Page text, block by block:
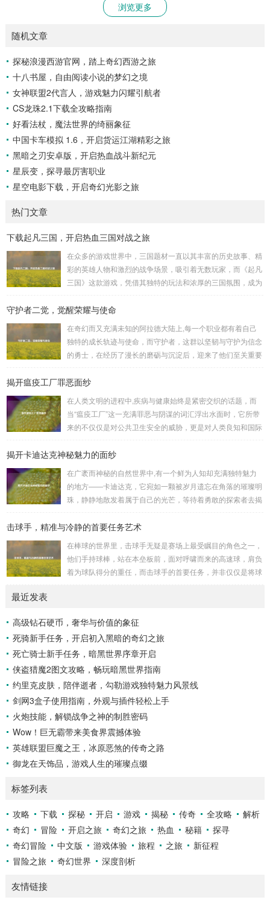
浏览更多
随机文章
探秘浪漫西游官网，踏上奇幻西游之旅
十八书屋，自由阅读小说的梦幻之境
女神联盟2代言人，游戏魅力闪耀引航者
CS龙珠2.1下载全攻略指南
好看法杖，魔法世界的绮丽象征
中国卡车模拟 1.6，开启货运江湖精彩之旅
黑暗之刃安卓版，开启热血战斗新纪元
星辰变，探寻最厉害职业
星空电影下载，开启奇幻光影之旅
热门文章
下载起凡三国，开启热血三国对战之旅
在众多的游戏世界中，三国题材一直以其丰富的历史故事、精
彩的英雄人物和激烈的战争场景，吸引着无数玩家，而《起凡
三国》这款游戏，凭借其独特的玩法和浓厚的三国氛围，成为
何进行起凡三国下载,开启一段热血的三国对战之旅。 《起凡
以化身为三国时期的知名将领，如勇猛无双的吕布、足智多谋
的诸葛亮、忠义双全的关羽等，率领自己的军队在战场上冲锋
陷阵、排兵布阵，游戏中的每一场战斗都充满了变...
守护者二觉，觉醒荣耀与使命
在奇幻而又充满未知的阿拉德大陆上,每一个职业都有着自己
独特的成长轨迹与使命，而守护者，这群以坚韧与守护为信念
的勇士，在经历了漫长的磨砺与沉淀后，迎来了他们至关重要
大陆的那一刻起，便肩负着守护的重任，他们身躯魁梧，手持
来自各方的邪恶势力，最初，他们凭借着基础的技能和坚定的
意志，在一次次战斗中积累着经验，不断成长，无论是在阴森
恐怖的地下墓穴，还是在战火纷飞的前线战场，守...
揭开瘟疫工厂罪恶面纱
在人类文明的进程中,疾病与健康始终是紧密交织的话题，而
当“瘟疫工厂”这一充满罪恶与阴谋的词汇浮出水面时，它所带
来的不仅仅是对公共卫生安全的威胁，更是对人类良知和国际
是一些别有用心的势力为了实现其不可告人的目的，秘密设立
科学研究的外衣，实则干着违背人道、危害全球的勾当。 从
历史上看,生物武器的使用曾经给人类带来过惨痛的教训，在
战争时期，某些国家就曾利用细菌、病毒...
揭开卡迪达克神秘魅力的面纱
在广袤而神秘的自然世界中,有一个鲜为人知却充满独特魅力
的地方——卡迪达克，它宛如一颗被岁月遗忘在角落的璀璨明
珠，静静地散发着属于自己的光芒，等待着勇敢的探索者去揭
复杂多样的地形地貌，高耸入云的山脉连绵起伏，像是大自然
照耀下闪耀着刺眼的银光，仿佛是大自然赐予这片土地的皇
冠，而山脚下，则是一片郁郁葱葱的森林，森林里树木种类繁
多，高大的乔木遮天蔽日，阳光只能透过枝叶的缝隙...
击球手，精准与冷静的首要任务艺术
在棒球的世界里，击球手无疑是赛场上最受瞩目的角色之一，
他们手持球棒，站在本垒板前，面对呼啸而来的高速球，肩负
着为球队得分的重任，而击球手的首要任务，并非仅仅是将球
滑球，击球手需要在极短的时间内，准确判断球的速度、方向
和落点，然后调整自己的击球动作，这不仅要求击球手具备出
色的视力和反应能力,更需要大量的训练来培养对球...
最近发表
高级钻石硬币，奢华与价值的象征
死骑新手任务，开启初入黑暗的奇幻之旅
死亡骑士新手任务，暗黑世界序章开启
侠盗猎魔2图文攻略，畅玩暗黑世界指南
约里克皮肤，陪伴逝者，勾勒游戏独特魅力风景线
剑网3盒子使用指南，外观与插件轻松上手
火炮技能，解锁战争之神的制胜密码
Wow！巨无霸带来美食界震撼体验
英雄联盟巨魔之王，冰原恶煞的传奇之路
御龙在天饰品，游戏人生的璀璨点缀
标签列表
攻略 下载 探秘 开启 游戏 揭秘 传奇 全攻略
解析
奇幻
冒险 开启之旅 奇幻之旅 热血 秘籍
探寻
奇幻冒险
中文版 游戏体验 旅程 之旅
新征程
冒险之旅
奇幻世界 深度剖析
友情链接